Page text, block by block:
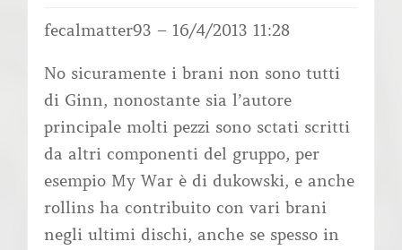
fecalmatter93 – 16/4/2013 11:28
No sicuramente i brani non sono tutti
di Ginn, nonostante sia l’autore
principale molti pezzi sono sctati scritti
da altri componenti del gruppo, per
esempio My War è di dukowski, e anche
rollins ha contribuito con vari brani
negli ultimi dischi, anche se spesso in